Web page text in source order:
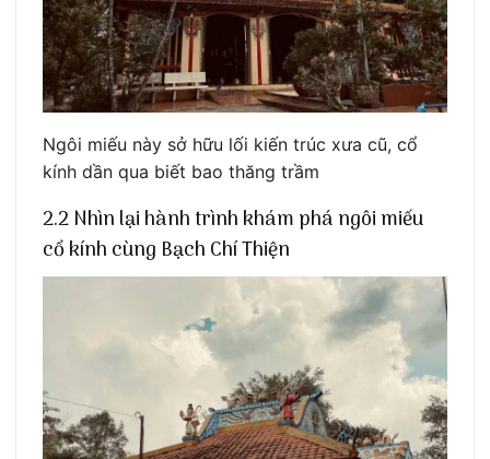
Ngôi miếu này sở hữu lối kiến trúc xưa cũ, cổ
kính dần qua biết bao thăng trầm
2.2 Nhìn lại hành trình khám phá ngôi miếu
cổ kính cùng Bạch Chí Thiện